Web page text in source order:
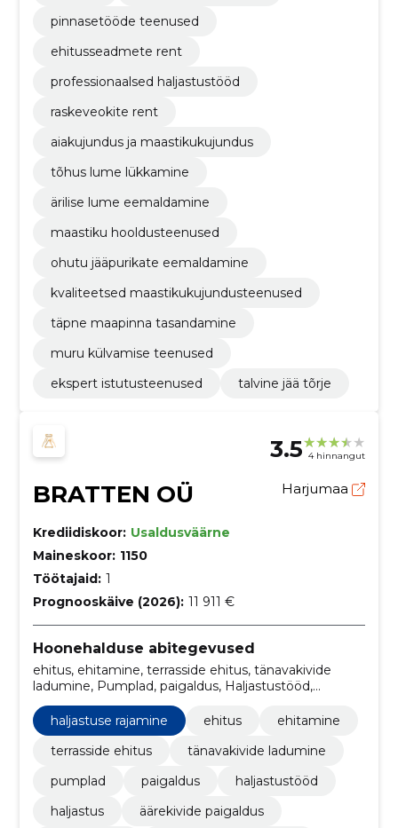
pinnasetööde teenused
ehitusseadmete rent
professionaalsed haljastustööd
raskeveokite rent
aiakujundus ja maastikukujundus
tõhus lume lükkamine
ärilise lume eemaldamine
maastiku hooldusteenused
ohutu jääpurikate eemaldamine
kvaliteetsed maastikukujundusteenused
täpne maapinna tasandamine
muru külvamise teenused
ekspert istutusteenused
talvine jää tõrje
3.5 4 hinnangut
BRATTEN OÜ Harjumaa
Krediidiskoor: Usaldusväärne
Maineskoor: 1150
Töötajaid: 1
Prognooskäive (2026): 11 911 €
Hoonehalduse abitegevused
ehitus, ehitamine, terrasside ehitus, tänavakivide
ladumine, Pumplad, paigaldus, Haljastustööd,
haljastuse rajamine
ehitus
ehitamine
terrasside ehitus
tänavakivide ladumine
pumplad
paigaldus
haljastustööd
haljastus
äärekivide paigaldus